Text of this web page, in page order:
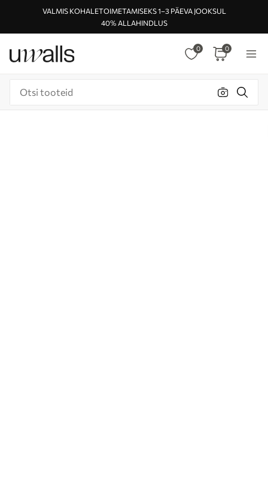
VALMIS KOHALETOIMETAMISEKS 1–3 PÄEVA JOOKSUL
40% ALLAHINDLUS
0 0